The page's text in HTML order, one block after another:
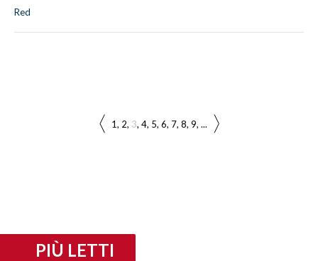
Red
1 2 3 4 5 6 7 8 9 ...
PIÙ LETTI